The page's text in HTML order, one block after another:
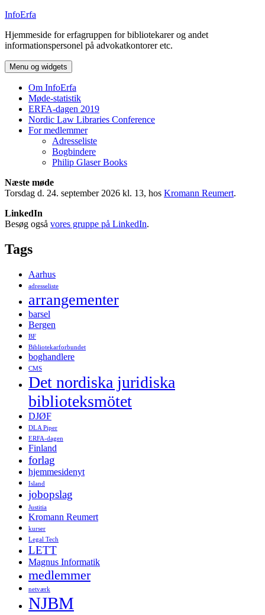
Hop
indhold
InfoErfa
Hjemmeside for erfagruppen for bibliotekarer og andet
informationspersonel på advokatkontorer etc.
Menu og widgets
Om InfoErfa
Møde-statistik
ERFA-dagen 2019
Nordic Law Libraries Conference
For medlemmer
Adresseliste
Bogbindere
Philip Glaser Books
Næste møde
Torsdag d. 24. september 2026 kl. 13, hos Kromann Reumert.
LinkedIn
Besøg også vores gruppe på LinkedIn.
Tags
Aarhus
adresseliste
arrangementer
barsel
Bergen
BF
Bibliotekarforbundet
boghandlere
CMS
Det nordiska juridiska
biblioteksmötet
DJØF
DLA Piper
ERFA-dagen
Finland
forlag
hjemmesidenyt
Island
jobopslag
Justitia
Kromann Reumert
kurser
Legal Tech
LETT
Magnus Informatik
medlemmer
netværk
NJBM